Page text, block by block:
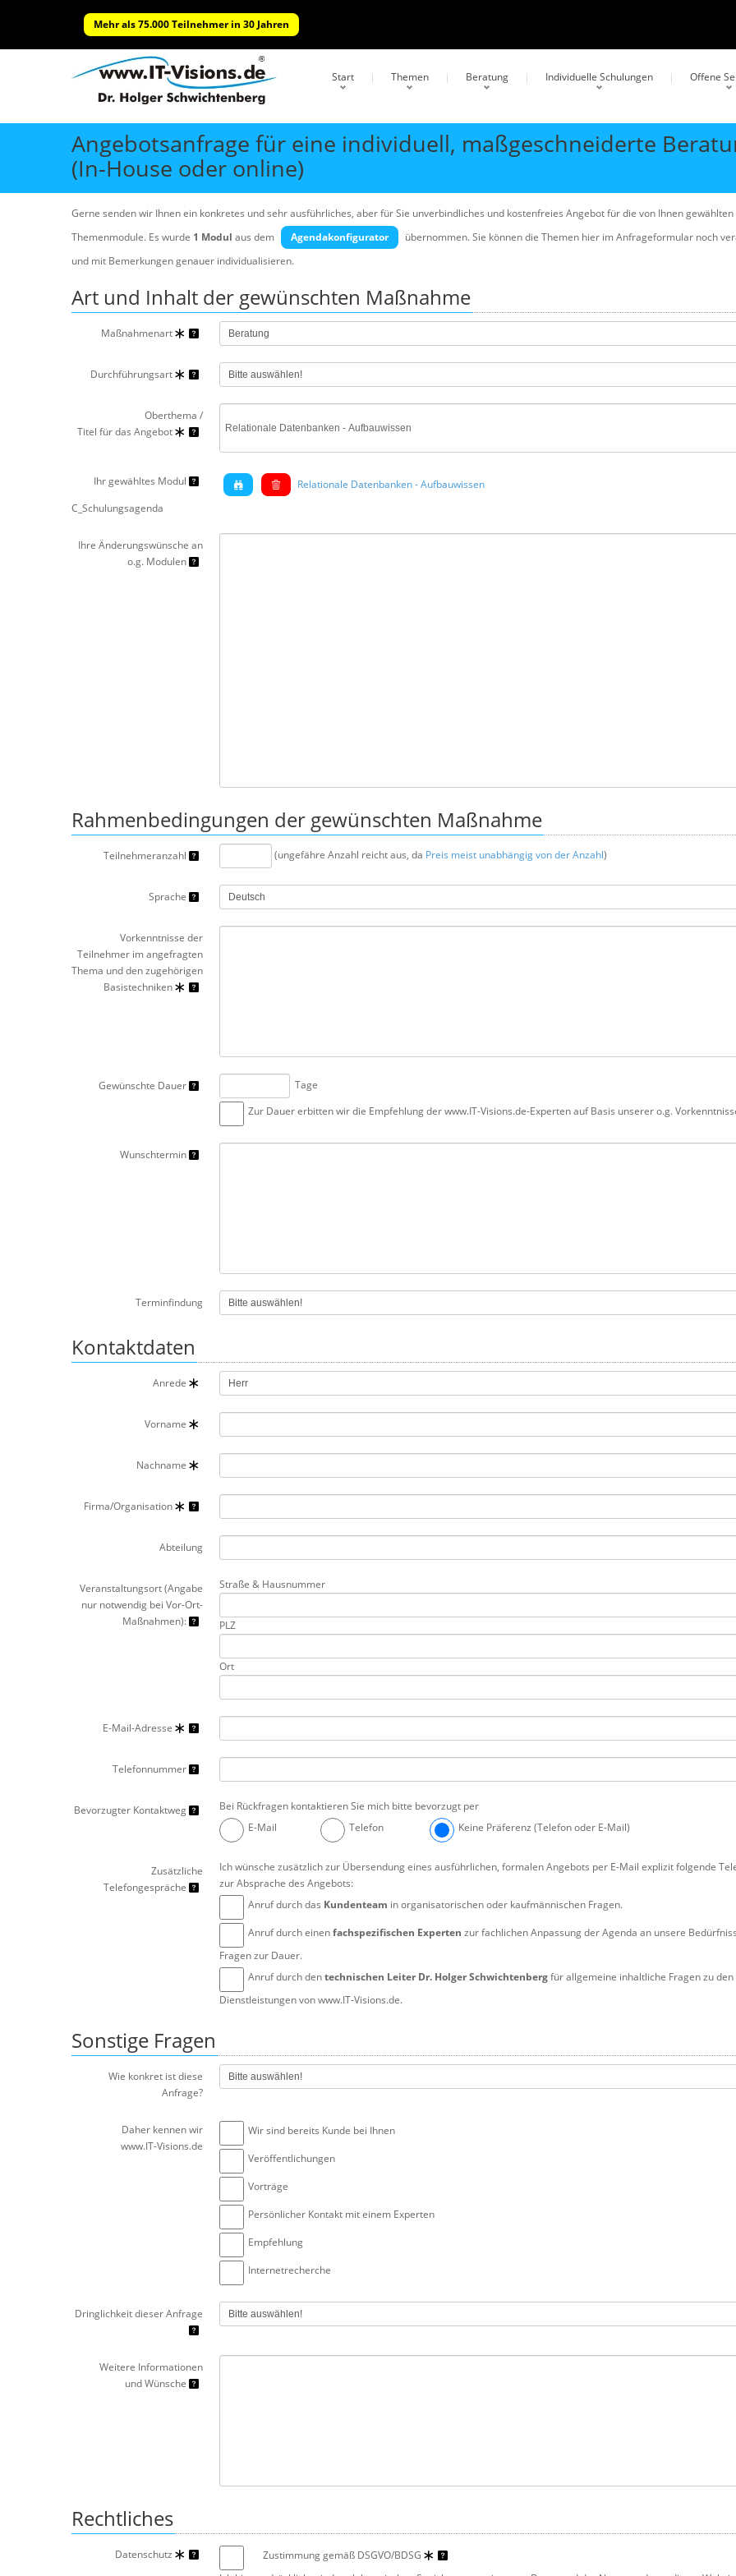
Mehr als 75.000 Teilnehmer in 30 Jahren
Start Themen Beratung Individuelle Schulungen Offene
Angebotsanfrage für eine individuell, maßgeschneiderte
(In-House oder online)
Gerne senden wir Ihnen ein konkretes und sehr ausführliches, aber für Sie unverbindliches und kostenfreies Angebot für die von Ihnen gewählten
Themenmodule. Es wurde 1 Modul aus dem Agendakonfigurator
übernommen. Sie können die Themen hier im Anfrageformular noch
und mit Bemerkungen genauer individualisieren.
Art und Inhalt der gewünschten Maßnahme
Maßnahmenart
Durchführungsart
Oberthema /
Titel für das Angebot
Ihr gewähltes Modul
Relationale Datenbanken - Aufbauwissen
C_Schulungsagenda
Ihre Änderungswünsche an
o.g. Modulen
Rahmenbedingungen der gewünschten Maßnahme
Teilnehmeranzahl (ungefähre Anzahl reicht aus, da Preis meist unabhängig von der Anzahl)
Sprache
Vorkenntnisse der
Teilnehmer im angefragten
Thema und den zugehörigen
Basistechniken
Gewünschte Dauer
Tage
Zur Dauer erbitten wir die Empfehlung der www.IT-Visions.de-Experten auf Basis unserer o.g.
Wunschtermin
Terminfindung
Kontaktdaten
Anrede
Vorname
Nachname
Firma/Organisation
Abteilung
Veranstaltungsort (Angabe
nur notwendig bei Vor-Ort-
Maßnahmen):
Straße & Hausnummer
PLZ
Ort
E-Mail-Adresse
Telefonnummer
Bevorzugter Kontaktweg
Bei Rückfragen kontaktieren Sie mich bitte bevorzugt per
E-Mail
Telefon Keine Präferenz (Telefon oder E-Mail)
Zusätzliche
Telefongespräche
Ich wünsche zusätzlich zur Übersendung eines ausführlichen, formalen Angebots per E-Mail explizit folgende
zur Absprache des Angebots:
Anruf durch das Kundenteam in organisatorischen oder kaufmännischen Fragen.
Anruf durch einenfachspezifischen Experten zur fachlichen Anpassung der Agenda an unsere
Fragen zur Dauer.
Anruf durch dentechnischen Leiter Dr. Holger Schwichtenbergfür allgemeine inhaltliche Fragen zu den
Dienstleistungen von www.IT-Visions.de.
Sonstige Fragen
Wie konkret ist diese
Anfrage?
Daher kennen wir
www.IT-Visions.de
Wir sind bereits Kunde bei Ihnen
Veröffentlichungen
Vorträge
Persönlicher Kontakt mit einem Experten
Empfehlung
Internetrecherche
Dringlichkeit dieser Anfrage
Weitere Informationen
und Wünsche
Rechtliches
Datenschutz
Zustimmung gemäß DSGVO/BDSG